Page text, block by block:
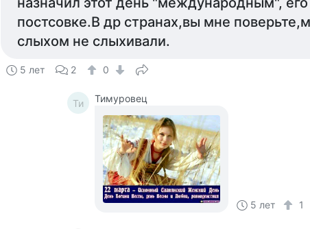
постсовке.В др странах,вы мне
слыхом не слыхивали.
5 лет 2 0
Ти Тимуровец
5 лет 1